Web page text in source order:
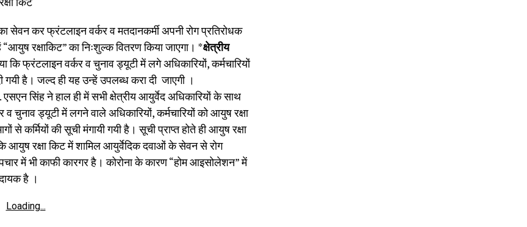
सेवन कर फ्रंटलाइन वर्कर व मतदानकर्मी अपनी रोग प्रतिरोधक
रक्षाकिट” का निःशुल्क वितरण किया जाएगा। *क्षेत्रीय
कि फ्रंटलाइन वर्कर व चुनाव ड्यूटी में लगे अधिकारियों, कर्मचारियों
गयी है। जल्द ही यह उन्हें उपलब्ध करा दी जाएगी ।
सिंह ने हाल ही में सभी क्षेत्रीय आयुर्वेद अधिकारियों के साथ
चुनाव ड्यूटी में लगने वाले अधिकारियों, कर्मचारियों को आयुष रक्षा
से कर्मियों की सूची मंगायी गयी है। सूची प्राप्त होते ही आयुष रक्षा
आयुष रक्षा किट में शामिल आयुर्वेदिक दवाओं के सेवन से रोग
में भी काफी कारगर है। कोरोना के कारण “होम आइसोलेशन” में
है ।
Loading...